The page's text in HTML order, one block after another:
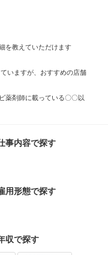
を教えていただけます
いますが、おすすめの店舗
薬剤師に載っている〇〇以
事内容で探す
用形態で探す
収で探す